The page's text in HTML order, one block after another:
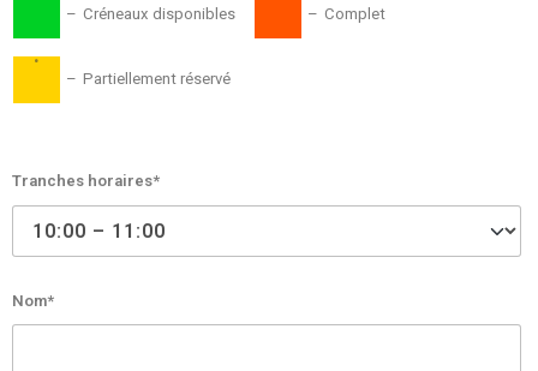
– Créneaux disponibles – Complet
·
– Partiellement réservé
Tranches horaires*
Nom*